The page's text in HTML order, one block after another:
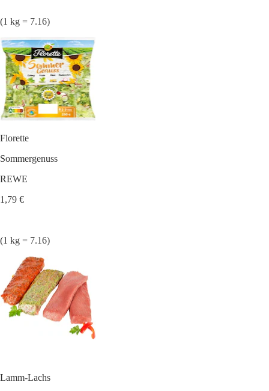
(1 kg = 7.16)
Florette
Sommergenuss
REWE
1,79 €
(1 kg = 7.16)
Lamm-Lachs